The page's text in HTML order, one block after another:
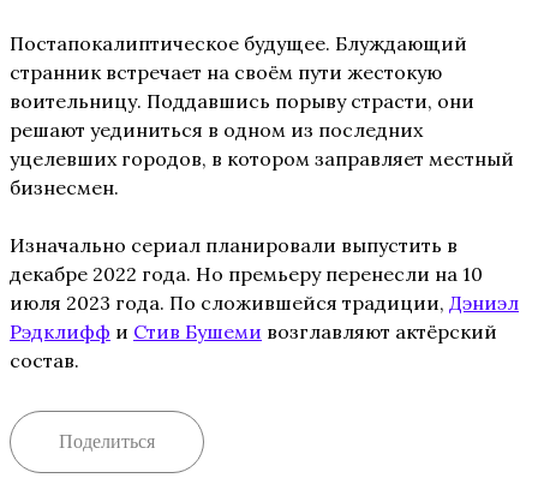
Постапокалиптическое будущее. Блуждающий
странник встречает на своём пути жестокую
воительницу. Поддавшись порыву страсти, они
решают уединиться в одном из последних
уцелевших городов, в котором заправляет местный
бизнесмен.
Изначально сериал планировали выпустить в
декабре 2022 года. Но премьеру перенесли на 10
июля 2023 года. По сложившейся традиции, Дэниэл
Рэдклифф и Стив Бушеми возглавляют актёрский
состав.
Поделиться